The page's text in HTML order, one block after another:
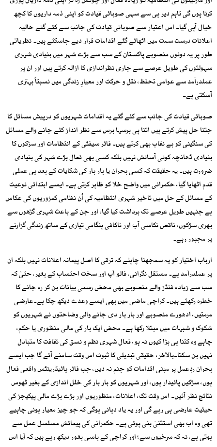
کرنا ہوں گی تاہم دیر ہی سے سہی صوبائی قیادت کو اپنی ذمہ داریوں کا کچھ
خیال آہی گیا۔ اس اعتبار سے صوبائی قیادت کی جانب سے کئے گئے حالیہ
اعلانات درست سمت میں اٹھائے گئے اقدامات قرار دیے جاسکتے ہیں۔ نظریاتی
طور پر یہ دونوں منصوبے پاکستان کے سب سے بڑے شہر میں بنیادی شہری
سہولتوں کی طویل عرصے سے جاری نظراندازی کا ازالہ کرتے ہیں اور ان پر
عملدرآمد سے عوامی تحفظ، نقل و حرکت اور معیارِ زندگی میں نسبتاً بہتری
آسکتی ہے۔
صوبائی قیادت کی جانب سے کئے گئے یہ اقدامات شہریوں کو درپیش مسائل کا
جتنا حل پیش کرتے ہیں اتنا ہی برسہا برس سے نظر انداز کئے جانے والے مسائل
کی سنگینی کو بے نقاب بھی کرتے ہیں۔ فائر سیفٹی کے انتظامات اور سڑکوں کا
بنیادی ڈھانچہ کوئی آسائش نہیں بلکہ کسی بھی فعال بڑے شہر کی بنیادی
ضرورت ہیں۔ یہ حقیقت کہ کسی بحران یا بار بار کی شکایات کے بعد ہی عملی
قدم اٹھایا گیا، حکمرانی میں واضح خلا کو ظاہر کرتی ہے۔ ایسے ابتدائی نوعیت
کے مسائل کے حل میں تاخیر شہری انتظامیہ کی اُن نظامی کمزوریوں کی عکاس
ہے جنہیں طویل عرصے تک برداشت کیا گیا، اور جن کے باعث شہری گڑھوں سے
بھری سڑکوں، ناقص نکاسی آب اور ناکافی ہنگامی تیاری کے ساتھ زندگی گزارنے
پر مجبور رہے۔
ارباب اختیار کو یہ سمجھنا چاہئے کہ ترقی کا اصل پیمانہ اعلانات نہیں بلکہ ان
پر عملدرآمد ہے۔ مستقل نگرانی، فالو اَپ اور سخت احتساب کے بغیر، حتیٰ کہ
سب سے زیادہ فنڈز والے منصوبے بھی محض رسمی بیانات بن کر رہ جانے کا
خطرہ رکھتے ہیں۔ کراچی ماضی میں بھی ایسے وعدے دیکھ چکا ہے۔عارضی
مرمتیں، ادھورے منصوبے اور بار بار دی جانے والی وضاحتوں نے شہریوں کو
شکوک و شبہات میں مبتلا رکھا ہے۔ محض ایک بار کی مالی منظوری یا حکم،
چاہے وہ کتنا ہی بڑا کیوں نہ ہو، فعال شہری نظم و نسق کی ثقافت کا متبادل
نہیں بن سکتا۔بالآخر، حقیقی تبدیلی کا ثبوت اس وقت سامنے آئے گا جب ایسے
بحران ردِعمل پر مبنی اقدامات کو جنم نہ دیں، جب فائر ہائیڈرینٹس واقعی فعال
ہوں، سڑکیں پائیدار ہوں، اور شہریوں کو بار بار کی خلل اندازی کے بغیر ٹھوس
نتائج نظر آئیں۔ اس وقت تک، اعلانات، منظوریوں اور بڑے بڑے مالی پیکیجز کی
حیثیت عارضی ہی رہے گی اور یہ یاد دہانی ہوگی کہ جو چیز معیار ہونی چاہیے
تھی وہ اب بھی استثنیٰ بنی ہوئی ہے۔ حکمرانی کی پیمائش مسلسل عمل سے
ہوتی ہے، نہ کہ سرخیوں سے؛ اور کراچی کے باسی بغور دیکھ رہے ہیں کہ آیا اس